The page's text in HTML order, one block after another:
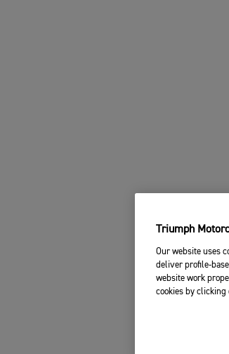
Triumph
Our website uses
deliver profile-
website work
cookies by clicking